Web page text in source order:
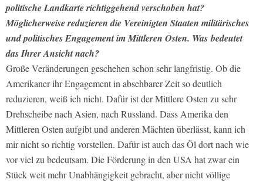
politische Landkarte richtiggehend verschoben hat?
Möglicherweise reduzieren die Vereinigten Staaten militärisches
und politisches Engage­ment im Mittleren Osten. Was bedeutet
das Ihrer Ansicht nach?
Große Veränderungen geschehen schon sehr langfristig. Ob die
Amerikaner ihr Engagement in absehbarer Zeit so deutlich
reduzieren, weiß ich nicht. Dafür ist der Mittlere Osten zu sehr
Drehscheibe nach Asien, nach Russland. Dass Amerika den
Mittleren Osten aufgibt und anderen Mächten überlässt, kann ich
mir nicht so richtig vorstellen. Dafür ist auch das Öl dort nach wie
vor viel zu bedeutsam. Die Förderung in den USA hat zwar ein
Stück weit mehr Unabhängigkeit gebracht, aber nicht völlige